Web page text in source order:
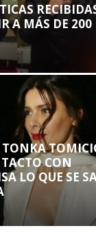
A MÁS DE 200
TONKA
CON
LO QUE SE